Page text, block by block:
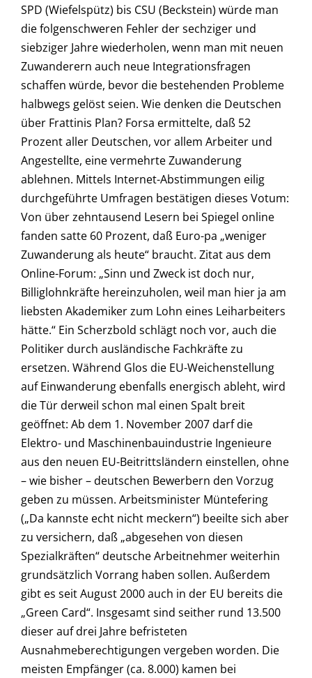
SPD (Wiefelspütz) bis CSU (Beckstein) würde man
die folgenschweren Fehler der sechziger und
siebziger Jahre wiederholen, wenn man mit neuen
Zuwanderern auch neue Integrationsfragen
schaffen würde, bevor die bestehenden Probleme
halbwegs gelöst seien. Wie denken die Deutschen
über Frattinis Plan? Forsa ermittelte, daß 52
Prozent aller Deutschen, vor allem Arbeiter und
Angestellte, eine vermehrte Zuwanderung
ablehnen. Mittels Internet-Abstimmungen eilig
durchgeführte Umfragen bestätigen dieses Votum:
Von über zehntausend Lesern bei Spiegel online
fanden satte 60 Prozent, daß Euro-pa „weniger
Zuwanderung als heute“ braucht. Zitat aus dem
Online-Forum: „Sinn und Zweck ist doch nur,
Billiglohnkräfte hereinzuholen, weil man hier ja am
liebsten Akademiker zum Lohn eines Leiharbeiters
hätte.“ Ein Scherzbold schlägt noch vor, auch die
Politiker durch ausländische Fachkräfte zu
ersetzen. Während Glos die EU-Weichenstellung
auf Einwanderung ebenfalls energisch ableht, wird
die Tür derweil schon mal einen Spalt breit
geöffnet: Ab dem 1. November 2007 darf die
Elektro- und Maschinenbauindustrie Ingenieure
aus den neuen EU-Beitrittsländern einstellen, ohne
– wie bisher – deutschen Bewerbern den Vorzug
geben zu müssen. Arbeitsminister Müntefering
(„Da kannste echt nicht meckern“) beeilte sich aber
zu versichern, daß „abgesehen von diesen
Spezialkräften“ deutsche Arbeitnehmer weiterhin
grundsätzlich Vorrang haben sollen. Außerdem
gibt es seit August 2000 auch in der EU bereits die
„Green Card“. Insgesamt sind seither rund 13.500
dieser auf drei Jahre befristeten
Ausnahmeberechtigungen vergeben worden. Die
meisten Empfänger (ca. 8.000) kamen bei